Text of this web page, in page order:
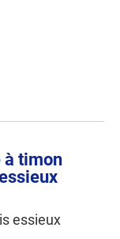
à timon
essieux